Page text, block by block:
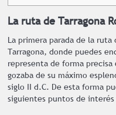
La ruta de Tarragona
La primera parada de la
Tarragona, donde puedes
representa de forma
gozaba de su máximo
siglo II d.C. De esta forma
siguientes puntos de